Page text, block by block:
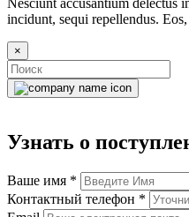
incidunt, sequi repellendus.
×
Узнать о
Ваше имя *
Контактный телефон *